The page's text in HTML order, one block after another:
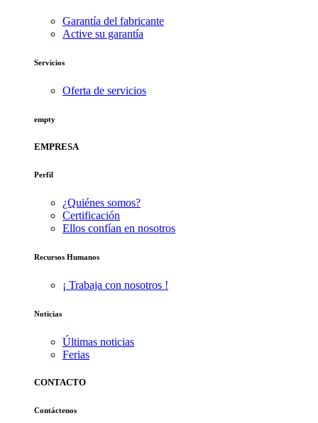
Garantía del fabricante
Active su garantía
Servicios
Oferta de servicios
empty
EMPRESA
Perfil
¿Quiénes somos?
Certificación
Ellos confían en nosotros
Recursos Humanos
¡ Trabaja con nosotros !
Noticias
Últimas noticias
Ferias
CONTACTO
Contáctenos